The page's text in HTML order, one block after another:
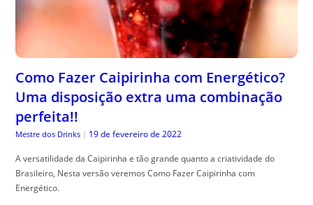
Como Fazer Caipirinha com Energético?
Uma disposição extra uma combinação
perfeita!!
Mestre dos Drinks | 19 de fevereiro de 2022
A versatilidade da Caipirinha e tão grande quanto a criatividade do
Brasileiro, Nesta versão veremos Como Fazer Caipirinha com
Energético.